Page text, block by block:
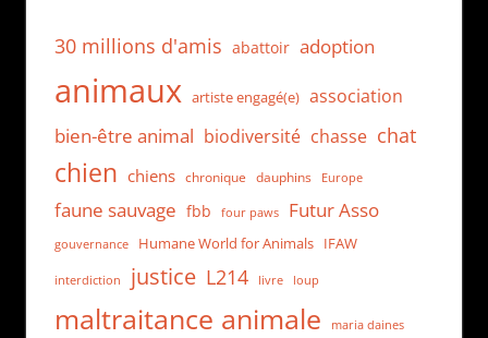
30 millions d'amis abattoir adoption
animaux artiste engagé(e) association
bien-être animal biodiversité chasse chat
chien chiens chronique dauphins Europe
faune sauvage fbb four paws Futur Asso
gouvernance Humane World for Animals IFAW
interdiction justice L214 livre loup
maltraitance animale maria daines